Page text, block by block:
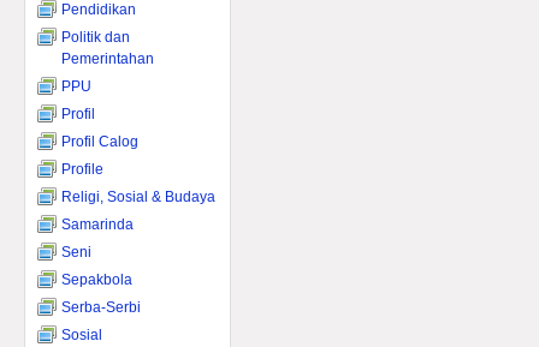
Pendidikan
Politik dan
Pemerintahan
PPU
Profil
Profil Calog
Profile
Religi, Sosial & Budaya
Samarinda
Seni
Sepakbola
Serba-Serbi
Sosial